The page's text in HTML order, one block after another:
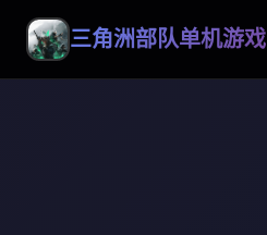
三角洲部队单机游戏